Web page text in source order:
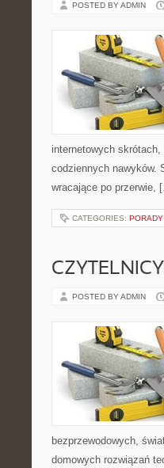
POSTED BY ADMIN
internetowych
codziennych nawyków.
wracające po przerwie,
CATEGORIES:
POSTED BY ADMIN
bezprzewodowych,
domowych rozwiązań